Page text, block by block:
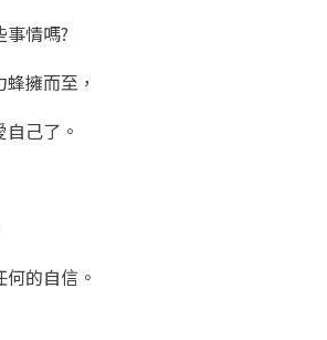
情嗎?
擁而至，
己了。
的自信。